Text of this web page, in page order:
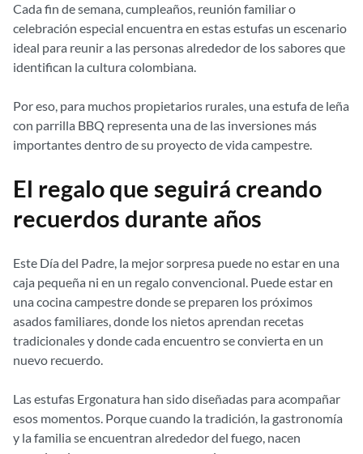
Cada fin de semana, cumpleaños, reunión familiar o
celebración especial encuentra en estas estufas un escenario
ideal para reunir a las personas alrededor de los sabores que
identifican la cultura colombiana.
Por eso, para muchos propietarios rurales, una estufa de leña
con parrilla BBQ representa una de las inversiones más
importantes dentro de su proyecto de vida campestre.
El regalo que seguirá creando
recuerdos durante años
Este Día del Padre, la mejor sorpresa puede no estar en una
caja pequeña ni en un regalo convencional. Puede estar en
una cocina campestre donde se preparen los próximos
asados familiares, donde los nietos aprendan recetas
tradicionales y donde cada encuentro se convierta en un
nuevo recuerdo.
Las estufas Ergonatura han sido diseñadas para acompañar
esos momentos. Porque cuando la tradición, la gastronomía
y la familia se encuentran alrededor del fuego, nacen